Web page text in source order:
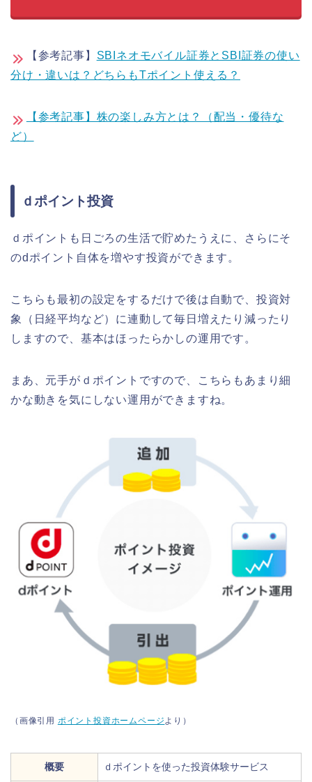
【参考記事】 SBIネオモバイル証券とSBI証券の使い
分け・違いは？どちらもTポイント使える？
【参考記事】株の楽しみ方とは？（配当・優待な
ど）
ｄポイント投資
ｄポイントも日ごろの生活で貯めたうえに、さらにそ
のdポイント自体を増やす投資ができます。
こちらも最初の設定をするだけで後は自動で、投資対
象（日経平均など）に連動して毎日増えたり減ったり
しますので、基本はほったらかしの運用です。
まあ、元手がｄポイントですので、こちらもあまり細
かな動きを気にしない運用ができますね。
（画像引用 ポイント投資ホームページより）
概要 ｄポイントを使った投資体験サービス